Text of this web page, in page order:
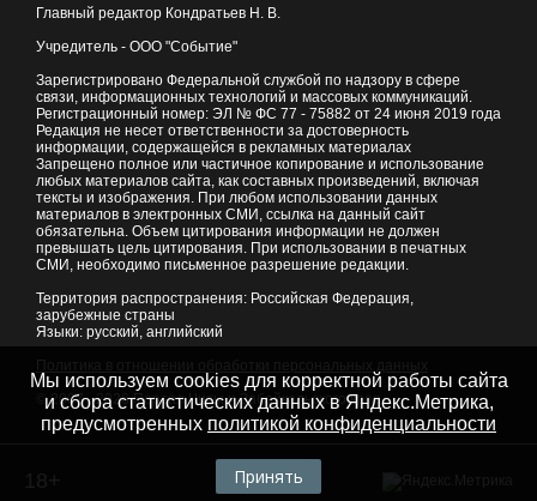
Главный редактор Кондратьев Н. В.
Учредитель - ООО "Событие"
Зарегистрировано Федеральной службой по надзору в сфере
связи, информационных технологий и массовых коммуникаций.
Регистрационный номер: ЭЛ № ФС 77 - 75882 от 24 июня 2019 года
Редакция не несет ответственности за достоверность
информации, содержащейся в рекламных материалах
Запрещено полное или частичное копирование и использование
любых материалов сайта, как составных произведений, включая
тексты и изображения. При любом использовании данных
материалов в электронных СМИ, ссылка на данный сайт
обязательна. Объем цитирования информации не должен
превышать цель цитирования. При использовании в печатных
СМИ, необходимо письменное разрешение редакции.
Территория распространения: Российская Федерация,
зарубежные страны
Языки: русский, английский
© 2007 - 2026Портал Читы и Забайкальского края
Мы используем cookies для корректной работы сайта
и сбора статистических данных в Яндекс.Метрика,
предусмотренных политикой конфиденциальности
Принять